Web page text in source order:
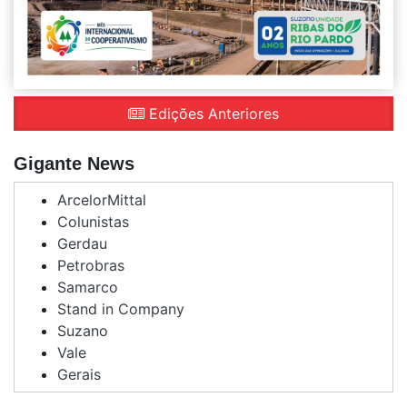
Edições Anteriores
Gigante News
ArcelorMittal
Colunistas
Gerdau
Petrobras
Samarco
Stand in Company
Suzano
Vale
Gerais